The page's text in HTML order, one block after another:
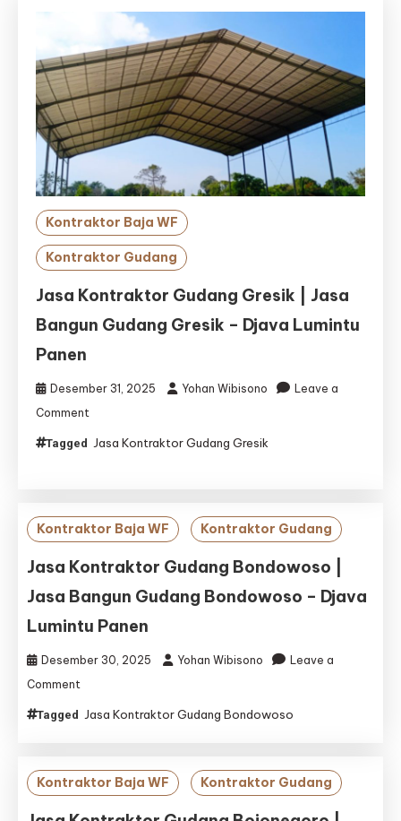
Kontraktor Baja WF
Kontraktor Gudang
Jasa Kontraktor Gudang Gresik | Jasa
Bangun Gudang Gresik – Djava Lumintu
Panen
Desember 31, 2025 Yohan Wibisono
Leave a
Comment
Kontraktor
Jasa
Bangun
Gudang
–
Lumintu
Panen
Tagged Jasa Kontraktor Gudang Gresik
Kontraktor Baja WF Kontraktor Gudang
Jasa Kontraktor Gudang Bondowoso |
Jasa Bangun Gudang Bondowoso – Djava
Lumintu Panen
Desember 30, 2025 Yohan Wibisono
Leave a
Comment
Kontraktor
|
Jasa
Bangun
Tagged Jasa Kontraktor Gudang Bondowoso
Kontraktor Baja WF Kontraktor Gudang